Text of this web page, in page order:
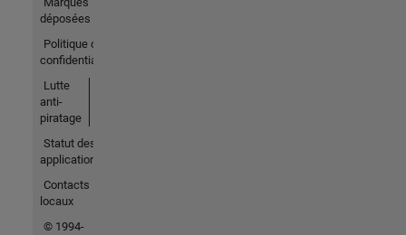
déposées
Politique de
confidentialité
Lutte
anti-
piratage
Statut des
applications
Contacts
locaux
© 1994-